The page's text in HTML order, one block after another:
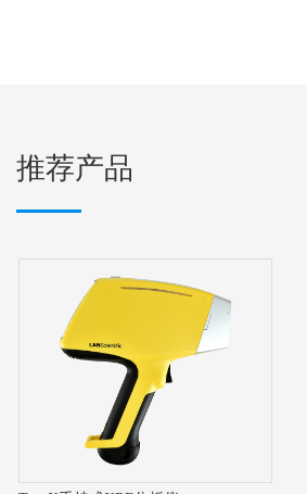
推荐产品